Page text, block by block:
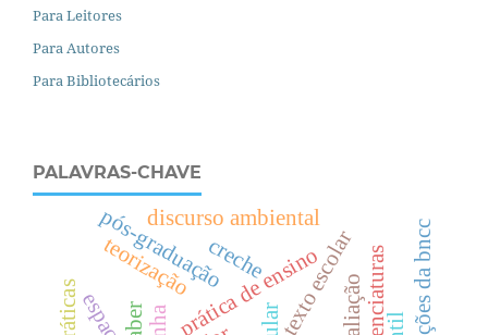
Para Leitores
Para Autores
Para Bibliotecários
PALAVRAS-CHAVE
prática de ensino
texto escolar
pós-graduação
saber
discurso ambiental
licenciaturas
creche traduções da bncc
teorização